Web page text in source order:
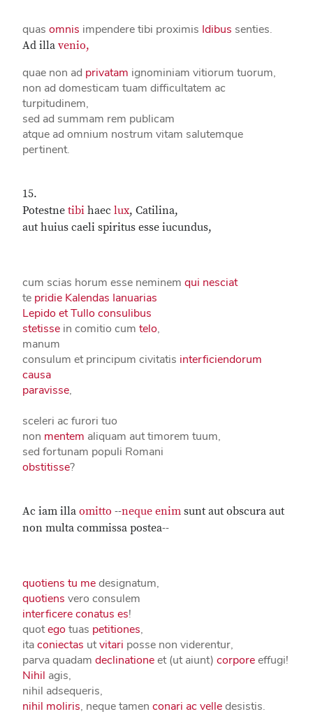
quas omnis impendere tibi proximis Idibus senties.
Ad illa venio,
quae non ad privatam ignominiam vitiorum tuorum,
non ad domesticam tuam difficultatem ac
turpitudinem,
sed ad summam rem publicam
atque ad omnium nostrum vitam salutemque
pertinent.
15.
Potestne tibi haec lux, Catilina,
aut huius caeli spiritus esse iucundus,
cum scias horum esse neminem qui nesciat
te pridie Kalendas Ianuarias
Lepido et Tullo consulibus
stetisse in comitio cum telo,
manum
consulum et principum civitatis interficiendorum
causa
paravisse,
sceleri ac furori tuo
non mentem aliquam aut timorem tuum,
sed fortunam populi Romani
obstitisse?
Ac iam illa omitto --neque enim sunt aut obscura aut
non multa commissa postea--
quotiens tu medesignatum,
quotiens vero consulem
interficere conatus es!
quotego tuas petitiones,
itaconiectas utvitari posse non viderentur,
parva quadam declinationeet (ut aiunt) corporeeffugi!
Nihil agis,
nihil adsequeris,
nihil moliris, neque tamen conari ac velledesistis.